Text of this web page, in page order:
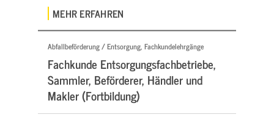
MEHR ERFAHREN
Abfallbeförderung / Entsorgung, Fachkundelehrgänge
Fachkunde Entsorgungsfachbetriebe,
Sammler, Beförderer, Händler und
Makler (Fortbildung)